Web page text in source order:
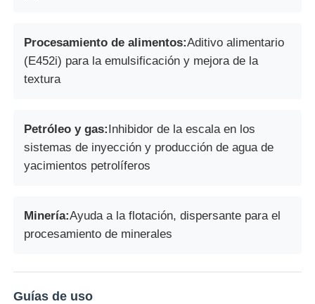
Procesamiento de alimentos:Aditivo alimentario
(E452i) para la emulsificación y mejora de la
textura
Petróleo y gas:Inhibidor de la escala en los
sistemas de inyección y producción de agua de
yacimientos petrolíferos
Minería:Ayuda a la flotación, dispersante para el
procesamiento de minerales
Guías de uso